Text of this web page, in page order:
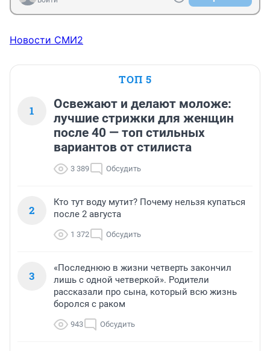
Новости СМИ2
ТОП 5
1
Освежают и делают моложе:
лучшие стрижки для женщин
после 40 — топ стильных
вариантов от стилиста
3 389 Обсудить
2
Кто тут воду мутит? Почему нельзя купаться
после 2 августа
1 372 Обсудить
3
«Последнюю в жизни четверть закончил
лишь с одной четверкой». Родители
рассказали про сына, который всю жизнь
боролся с раком
943 Обсудить